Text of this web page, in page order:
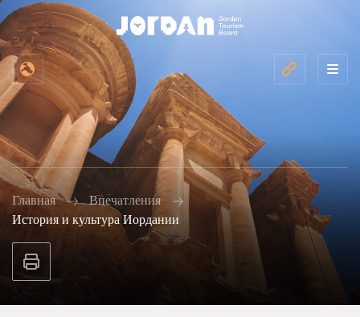
Главная
Впечатления
История и культура Иордании